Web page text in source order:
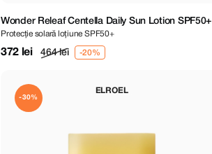
Wonder Releaf Centella Daily Sun Lotion SPF50+
PA++++ 60 ml
Protecție solară loțiune SPF50+
372 lei 464 lei
ELROEL
-30%